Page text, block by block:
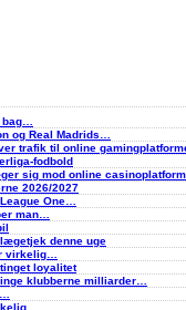
og Real Madrids…
trafik til online
fodbold
sig mod online
2026/2027
One…
man…
denne uge
virkelig…
loyalitet
klubberne milliarder…